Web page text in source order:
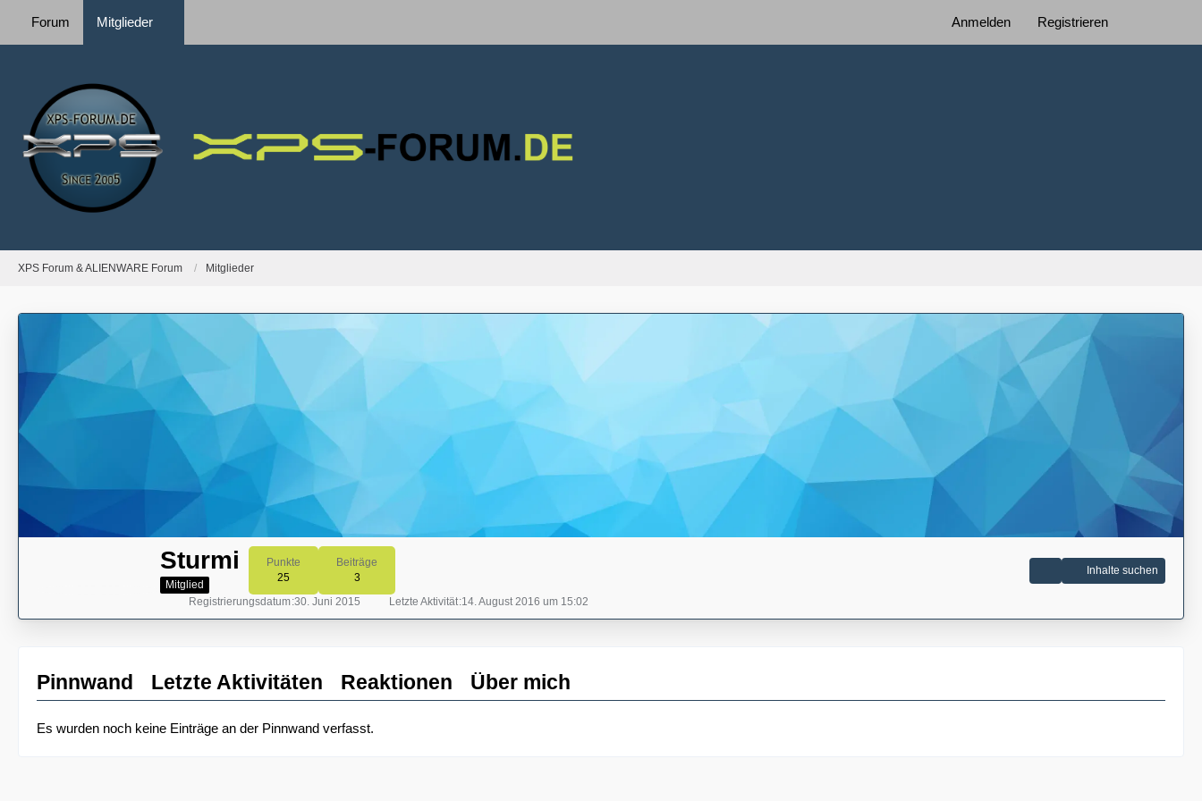
Forum Mitglieder Anmelden Registrieren
XPS Forum & ALIENWARE Forum Mitglieder
Sturmi
Mitglied
Punkte
25
Beiträge
3
Inhalte suchen
Registrierungsdatum 30. Juni 2015 Letzte Aktivität 14. August 2016 um 15:02
Pinnwand Letzte Aktivitäten Reaktionen Über mich
Es wurden noch keine Einträge an der Pinnwand verfasst.